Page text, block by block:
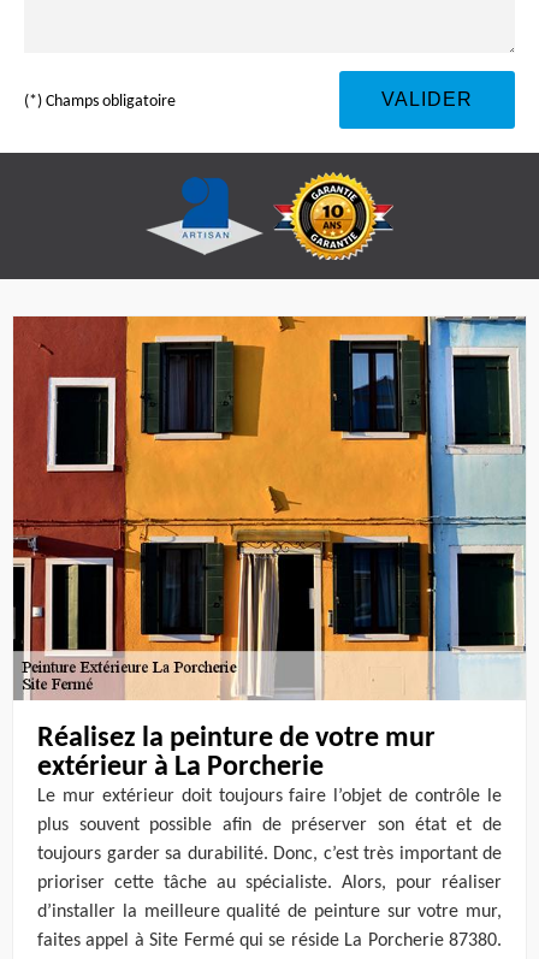
(*) Champs obligatoire
Réalisez la peinture de votre mur
extérieur à La Porcherie
Le mur extérieur doit toujours faire l’objet de contrôle le
plus souvent possible afin de préserver son état et de
toujours garder sa durabilité. Donc, c’est très important de
prioriser cette tâche au spécialiste. Alors, pour réaliser
d’installer la meilleure qualité de peinture sur votre mur,
faites appel à Site Fermé qui se réside La Porcherie 87380.